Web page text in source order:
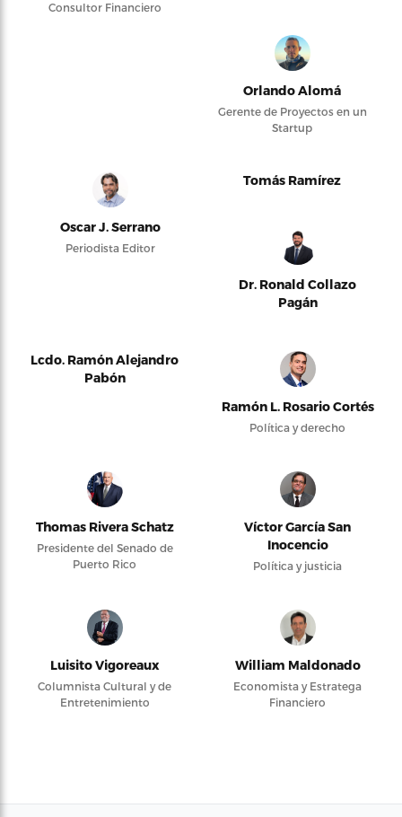
Consultor Financiero
Orlando Alomá
Gerente de Proyectos en un
Startup
Oscar J. Serrano
Periodista Editor
Tomás Ramírez
Dr. Ronald Collazo
Pagán
Lcdo. Ramón Alejandro
Pabón
Ramón L. Rosario Cortés
Política y derecho
Thomas Rivera Schatz
Presidente del Senado de
Puerto Rico
Víctor García San
Inocencio
Política y justicia
Luisito Vigoreaux
Columnista Cultural y de
Entretenimiento
William Maldonado
Economista y Estratega
Financiero